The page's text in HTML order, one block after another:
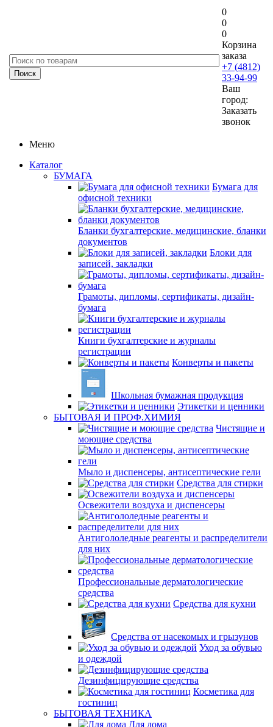
0
0
0
Корзина
заказа
+7 (4812)
33-94-99
Ваш
город:
Заказать
звонок
Меню
Каталог
БУМАГА
Бумага для
офисной техники
Бланки бухгалтерские, медицинские, бланки
документов
Блоки для
записей, закладки
Грамоты, дипломы, сертификаты, дизайн-
бумага
Книги бухгалтерские и журналы
регистрации
Конверты и пакеты
Школьная бумажная продукция
Этикетки и ценники
БЫТОВАЯ И ПРОФ.ХИМИЯ
Чистящие и
моющие средства
Мыло и диспенсеры, антисептические гели
Средства для стирки
Освежители воздуха и диспенсеры
Антигололедные реагенты и распределители
для них
Профессиональные дерматологические
средства
Средства для кухни
Средства от насекомых и грызунов
Уход за обувью
и одеждой
Дезинфицирующие средства
Косметика для
гостиниц
БЫТОВАЯ ТЕХНИКА
Для дома